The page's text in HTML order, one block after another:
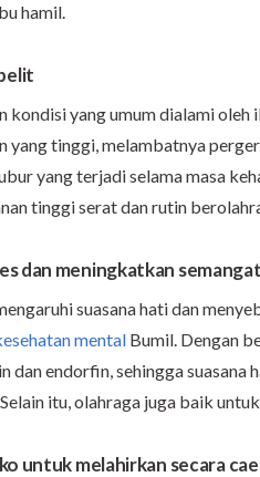
hamil.
kondisi yang umum dialami
yang tinggi, melambatnya
yang terjadi selama masa
tinggi serat dan rutin
dan meningkatkan semangat
suasana hati dan
mental Bumil. Dengan
dan endorfin, sehingga suasana
itu, olahraga juga baik
untuk melahirkan secara